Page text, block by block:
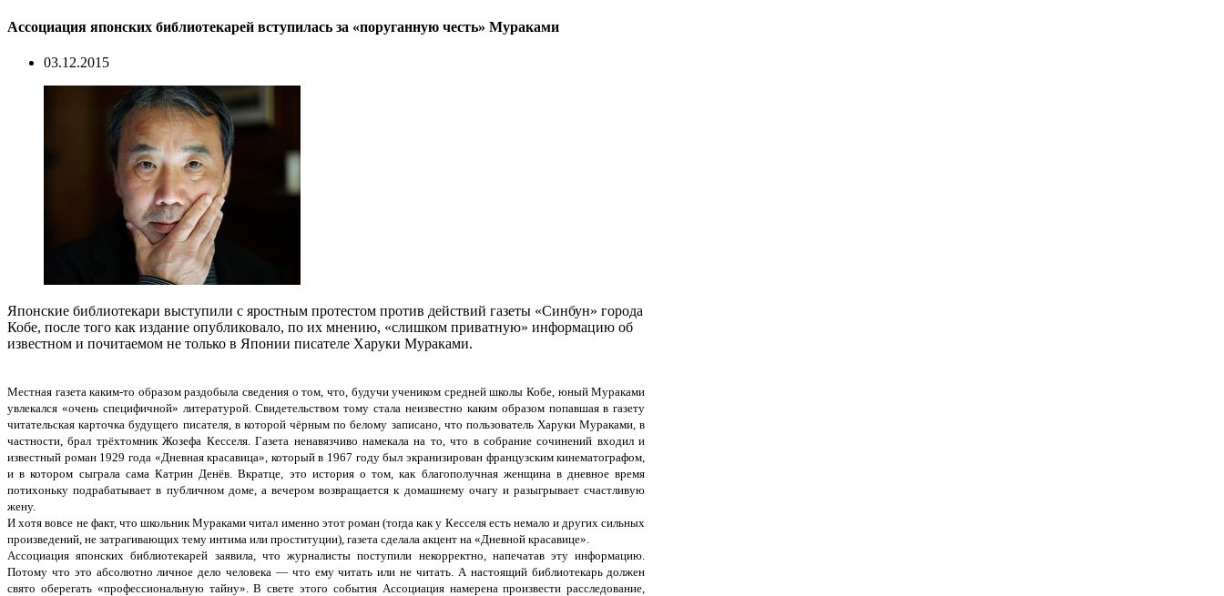
Ассоциация японских библиотекарей вступилась за «поруганную честь» Мураками
03.12.2015
Японские библиотекари выступили с яростным протестом против действий газеты «Синбун» города
Кобе, после того как издание опубликовало, по их мнению, «слишком приватную» информацию об
известном и почитаемом не только в Японии писателе Харуки Мураками.
Местная газета каким-то образом раздобыла сведения о том, что, будучи учеником средней школы Кобе, юный Мураками
увлекался «очень специфичной» литературой. Свидетельством тому стала неизвестно каким образом попавшая в газету
читательская карточка будущего писателя, в которой чёрным по белому записано, что пользователь Харуки Мураками, в
частности, брал трёхтомник Жозефа Кесселя. Газета ненавязчиво намекала на то, что в собрание сочинений входил и
известный роман 1929 года «Дневная красавица», который в 1967 году был экранизирован французским кинематографом,
и в котором сыграла сама Катрин Денёв. Вкратце, это история о том, как благополучная женщина в дневное время
потихоньку подрабатывает в публичном доме, а вечером возвращается к домашнему очагу и разыгрывает счастливую
жену.
И хотя вовсе не факт, что школьник Мураками читал именно этот роман (тогда как у Кесселя есть немало и других сильных
произведений, не затрагивающих тему интима или проституции), газета сделала акцент на «Дневной красавице».
Ассоциация японских библиотекарей заявила, что журналисты поступили некорректно, напечатав эту информацию.
Потому что это абсолютно личное дело человека — что ему читать или не читать. А настоящий библиотекарь должен
свято оберегать «профессиональную тайну». В свете этого события Ассоциация намерена произвести расследование,